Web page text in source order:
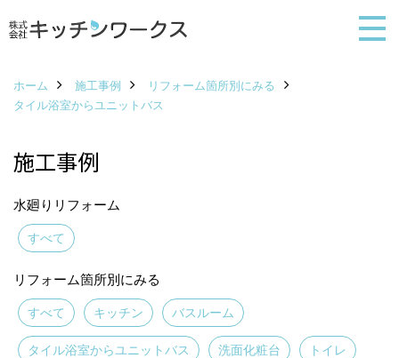
ホーム 施工事例
リフォーム箇所別にみる
タイル浴室からユニットバス
施工事例
水廻りリフォーム
すべて
リフォーム箇所別にみる
すべて キッチン バスルーム
タイル浴室からユニットバス 洗面化粧台 トイレ